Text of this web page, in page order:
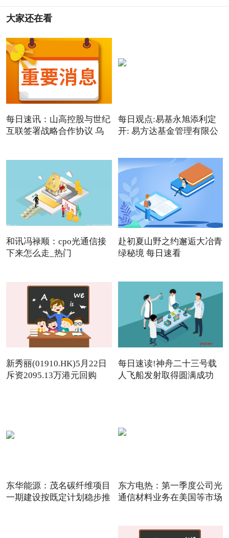
大家还在看
每日速讯：山高控股与世纪
互联签署战略合作协议 乌
每日观点:易基永旭添利定
开: 易方达基金管理有限公
和讯冯禄顺：cpo光通信接
下来怎么走_热门
赴初夏山野之约邂逅大冶青
绿秘境 每日速看
新秀丽(01910.HK)5月22日
斥资2095.13万港元回购
每日速读!神舟二十三号载
人飞船发射取得圆满成功
东华能源：茂名碳纤维项目
一期建设按既定计划稳步推
东方电热：第一季度公司光
通信材料业务在美国等市场